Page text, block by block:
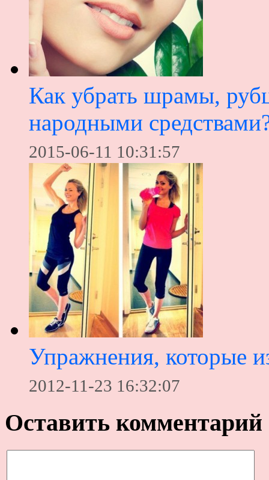
Как убрать шрамы,
народными
2015-06-11 10:31:57
Упражнения, которые
2012-11-23 16:32:07
Оставить комментарий